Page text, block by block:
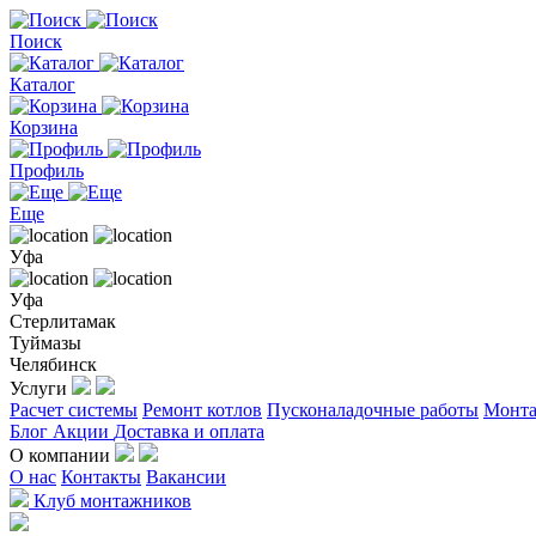
Поиск
Каталог
Корзина
Профиль
Еще
Уфа
Уфа
Стерлитамак
Туймазы
Челябинск
Услуги
Расчет системы Ремонт котлов Пусконаладочные работы
Блог Акции Доставка и оплата
О компании
О нас Контакты Вакансии
Клуб монтажников